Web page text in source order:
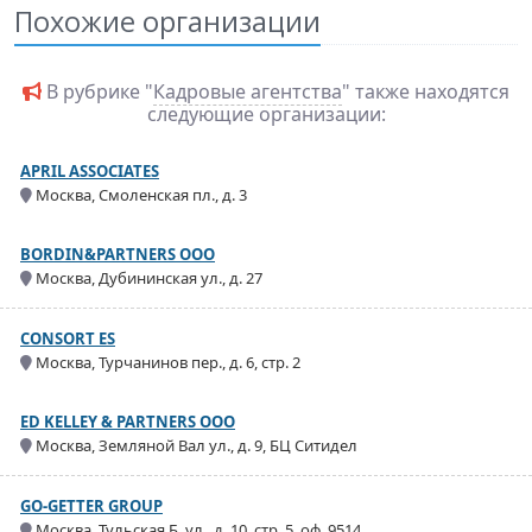
Похожие организации
В рубрике "Кадровые агентства" также находятся
следующие организации:
APRIL ASSOCIATES
Москва, Смоленская пл., д. 3
BORDIN&PARTNERS ООО
Москва, Дубининская ул., д. 27
CONSORT ES
Москва, Турчанинов пер., д. 6, стр. 2
ED KELLEY & PARTNERS ООО
Москва, Земляной Вал ул., д. 9, БЦ Ситидел
GO-GETTER GROUP